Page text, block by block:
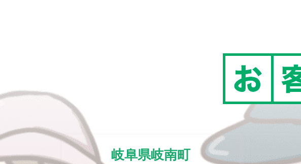
岐阜県岐南町